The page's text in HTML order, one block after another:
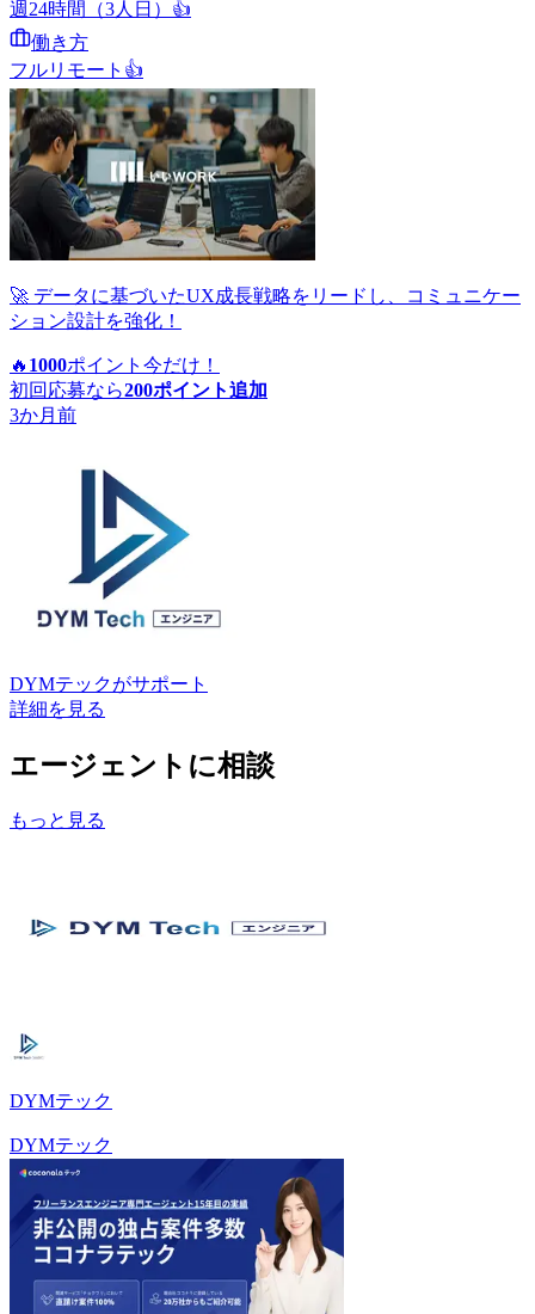
週24時間（3人日） 👍
働き方
フルリモート 👍
🚀 データに基づいたUX成長戦略をリードし、コミュニケー
ション設計を強化！
🔥 1000ポイント 今だけ！
初回応募なら200ポイント追加
3か月前
DYMテックがサポート
詳細を見る
エージェントに相談
もっと見る
DYMテック
DYMテック